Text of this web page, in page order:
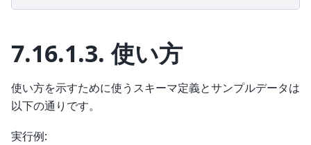
7.16.1.3.使い方
使い方を示すために使うスキーマ定義とサンプルデータは
以下の通りです。
実行例: